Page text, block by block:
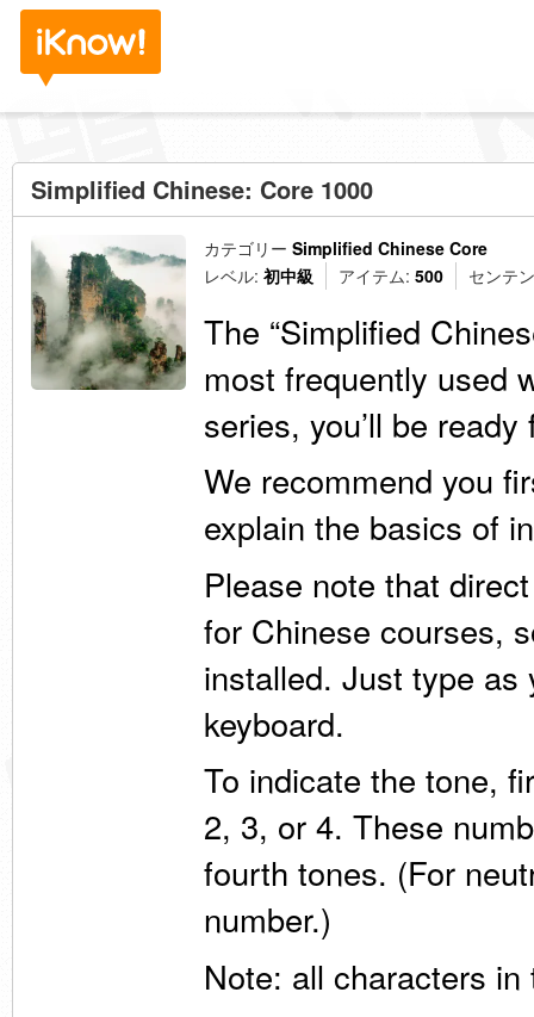
Simplified Chinese: Core 1000
カテゴリー Simplified Chinese Core
レベル: 初中級 アイテム: 500 センテ
The “Simplified
most frequently used
series, you’ll be
We recommend you
explain the basics of
Please note that
for Chinese courses,
installed. Just type as
keyboard.
To indicate the tone,
2, 3, or 4. These
fourth tones. (For
number.)
Note: all characters